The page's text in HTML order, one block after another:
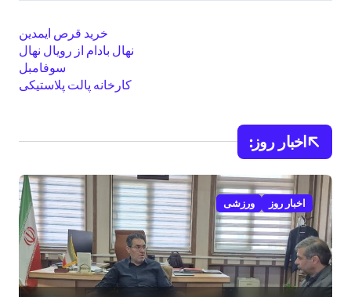
خرید قرص ایمدین
نهال بادام از رویال نهال
سوفامبل
کارخانه پالت پلاستیکی
اخبار روز:
اخبار روز ورزشی